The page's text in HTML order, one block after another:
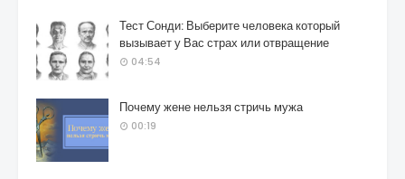
Тест Сонди: Выберите человека который
вызывает у Вас страх или отвращение
04:54
Почему жене нельзя стричь мужа
00:19